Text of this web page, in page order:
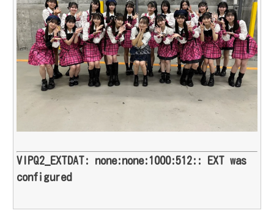
VIPQ2_EXTDAT: none:none:1000:512:: EXT was
configured